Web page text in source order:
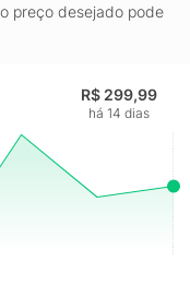
preço desejado pode
R$ 299,99
há 14 dias